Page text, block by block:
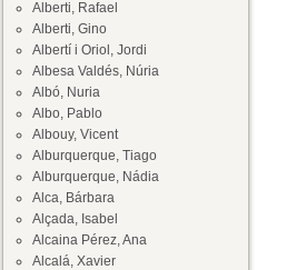
Alberti, Rafael
Alberti, Gino
Albertí i Oriol, Jordi
Albesa Valdés, Núria
Albó, Nuria
Albo, Pablo
Albouy, Vicent
Alburquerque, Tiago
Alburquerque, Nádia
Alca, Bárbara
Alçada, Isabel
Alcaina Pérez, Ana
Alcalá, Xavier